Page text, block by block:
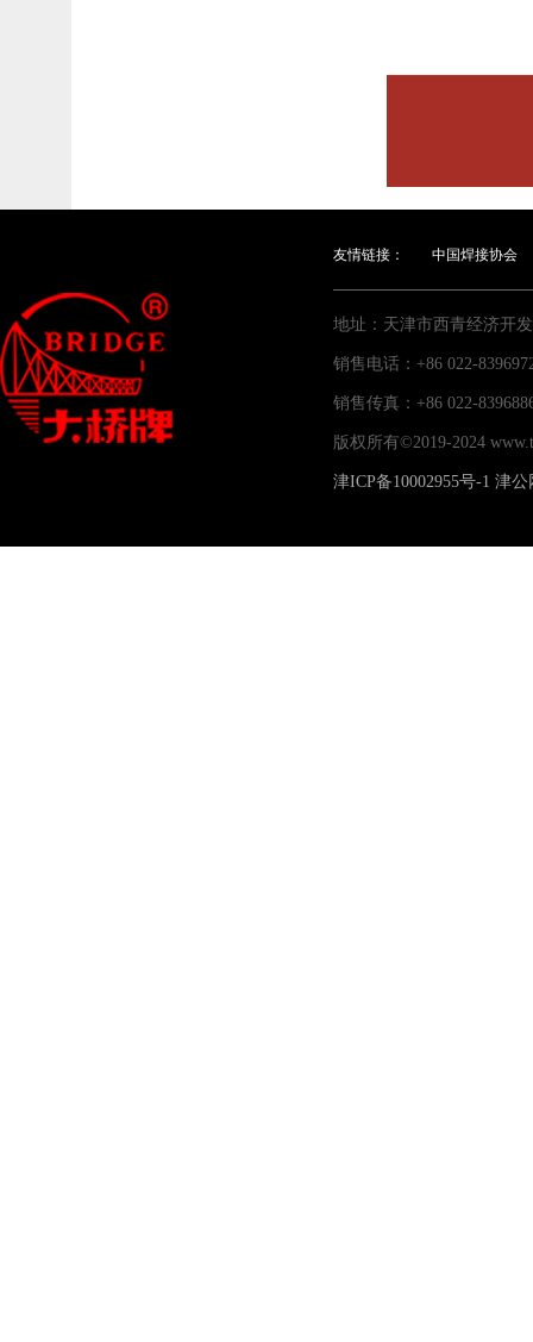
友情链接： 中国焊接协会
地址：天津市西青经济开
销售电话：+86 022-
销售传真：+86 022-
版权所有©2019-2024
津ICP备10002955号-1 津公